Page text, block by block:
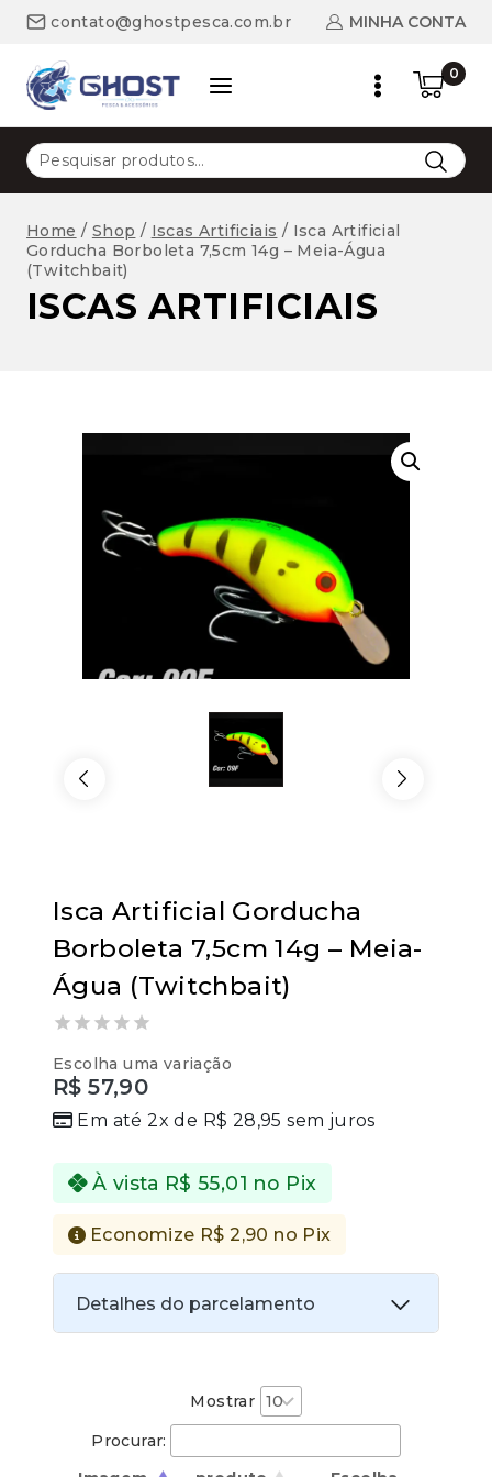
contato@ghostpesca.com.br MINHA CONTA
0
Pesquisar
por:
Home / Shop / Iscas Artificiais / Isca Artificial
Gorducha Borboleta 7,5cm 14g – Meia-Água
(Twitchbait)
ISCAS ARTIFICIAIS
Isca Artificial Gorducha
Borboleta 7,5cm 14g – Meia-
Água (Twitchbait)
out
of
5
Escolha uma variação
R$57,90
Em até 2x de R$ 28,95 sem juros
À vista R$55,01 no Pix
Economize R$2,90 no Pix
Detalhes do parcelamento
Aprovação imediata
Economize
Mostrar
Procurar: